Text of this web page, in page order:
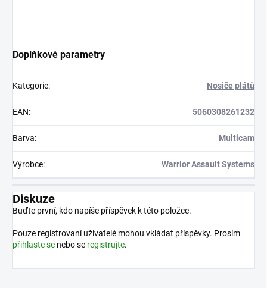
Doplňkové parametry
Kategorie: Nosiče plátů
EAN: 5060308261232
Barva: Multicam
Výrobce: Warrior Assault Systems
Diskuze
Buďte první, kdo napíše příspěvek k této položce.
Pouze registrovaní uživatelé mohou vkládat příspěvky. Prosím
přihlaste se nebo se registrujte.